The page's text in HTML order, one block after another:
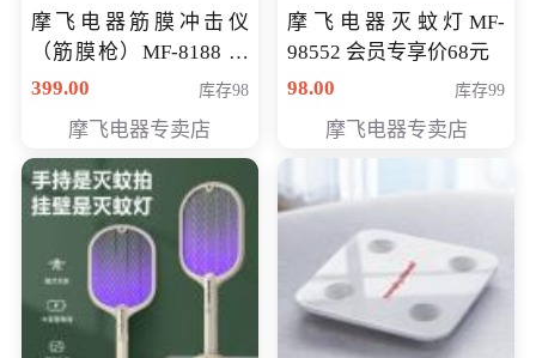
摩飞电器筋膜冲击仪
（筋膜枪）MF-8188 会
员专享价268元
399.00 库存98
摩飞电器专卖店
摩飞电器灭蚊灯MF-
98552 会员专享价68元
98.00
库存99
摩飞电器专卖店